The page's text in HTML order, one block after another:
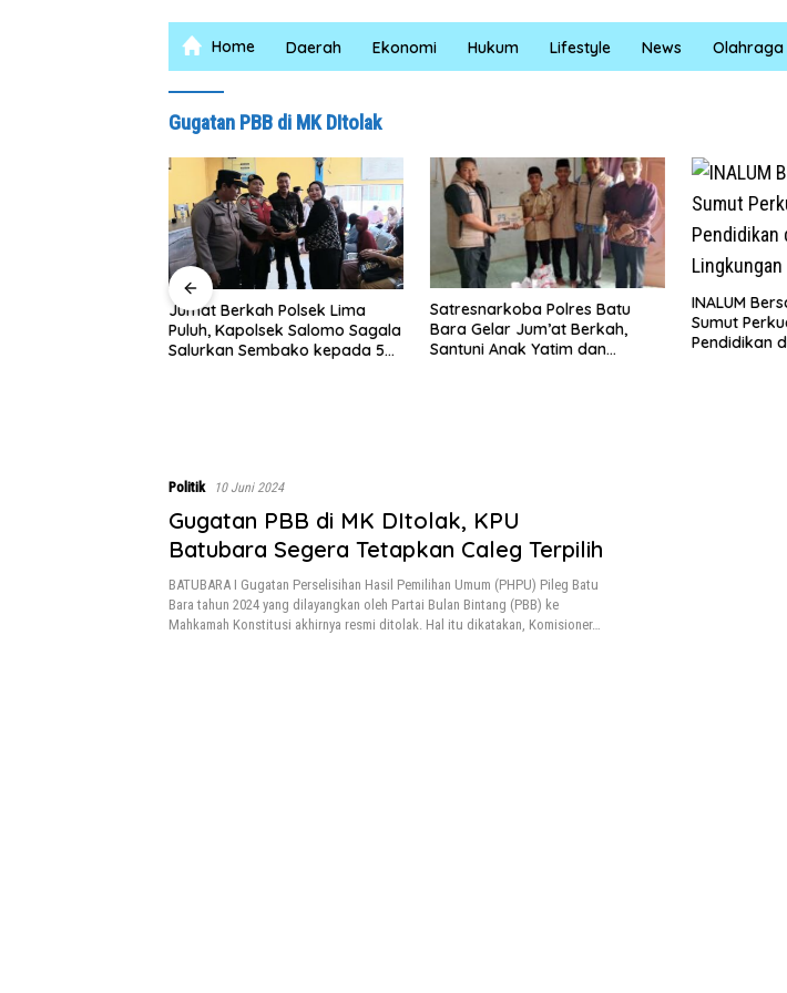
Home Daerah Ekonomi Hukum Lifestyle News Olahraga
Gugatan PBB di MK DItolak
Berkah Polsek Lima
Kapolsek Salomo Sagala
Sembako kepada 50
Satresnarkoba Polres Batu
Bara Gelar Jum’at Berkah,
Santuni Anak Yatim dan
INALUM Bersama Pemprov
Sumut Perkuat Komitmen
Pendidikan dan Konservasi
Politik 10 Juni 2024
Gugatan PBB di MK DItolak, KPU
Batubara Segera Tetapkan Caleg Terpilih
BATUBARA I Gugatan Perselisihan Hasil Pemilihan Umum (PHPU) Pileg Batu
Bara tahun 2024 yang dilayangkan oleh Partai Bulan Bintang (PBB) ke
Mahkamah Konstitusi akhirnya resmi ditolak. Hal itu dikatakan, Komisioner…